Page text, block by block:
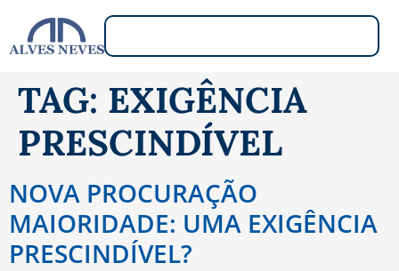
TAG: EXIGÊNCIA
PRESCINDÍVEL
NOVA PROCURAÇÃO
MAIORIDADE: UMA EXIGÊNCIA
PRESCINDÍVEL?